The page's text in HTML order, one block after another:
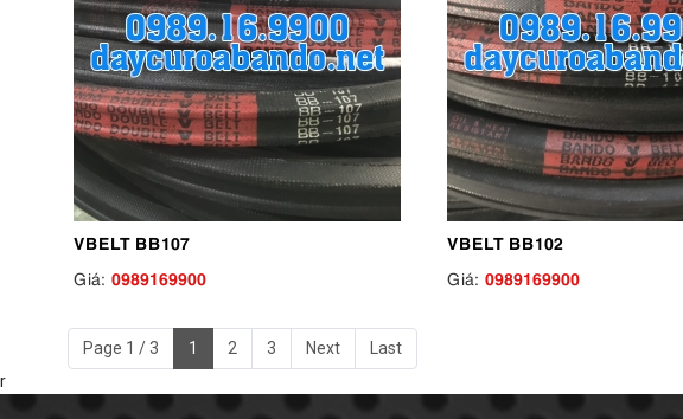
VBELT BB107
Giá: 0989169900
VBELT BB102
Giá: 0989169900
Page 1 / 3 1 2 3 Next
Last
r